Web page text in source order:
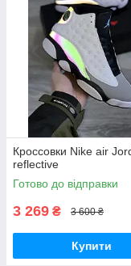
Кроссовки Nike air
reflective
Готово до відправки
3 269 ₴ 3 600 ₴
Купити